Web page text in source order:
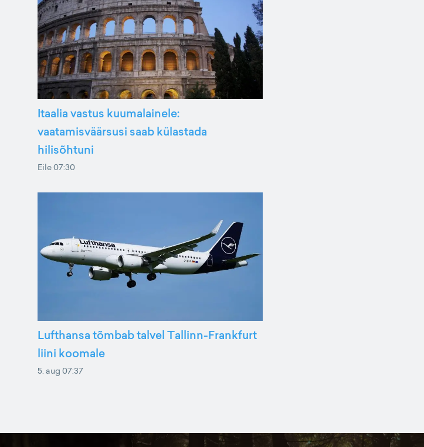
Itaalia vastus kuumalainele:
vaatamisväärsusi saab külastada
hilisõhtuni
Eile 07:30
Lufthansa tõmbab talvel Tallinn-Frankfurt
liini koomale
5. aug 07:37